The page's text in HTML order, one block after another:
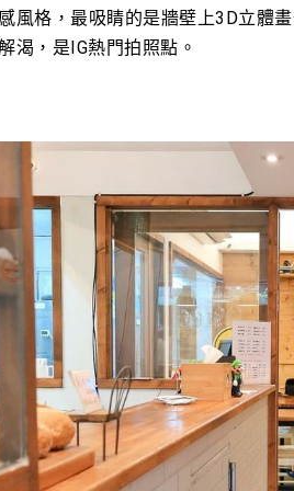
風格，最吸睛的是牆壁上3D立體
渴，是IG熱門拍照點。